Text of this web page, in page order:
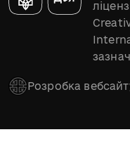
Розробка